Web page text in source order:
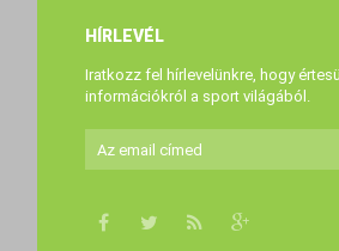
HÍRLEVÉL
Iratkozz fel hírlevelünkre, hogy
információkról a sport világából.